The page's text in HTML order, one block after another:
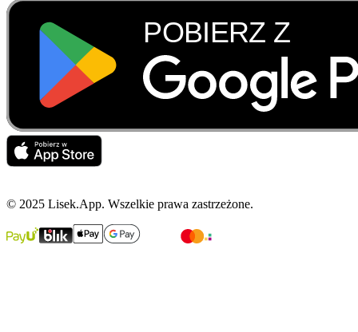
© 2025 Lisek.App. Wszelkie prawa zastrzeżone.